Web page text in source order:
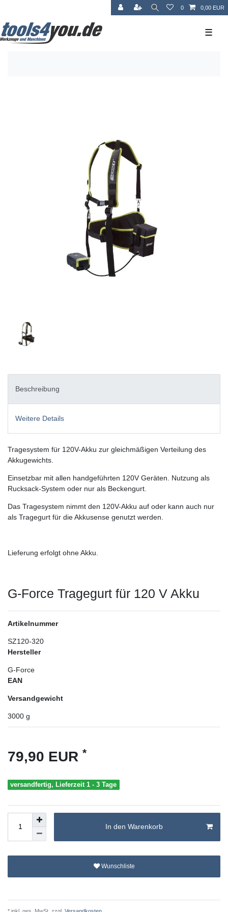
0 0,00 EUR
☰
Beschreibung
Weitere Details
Tragesystem für 120V-Akku zur gleichmäßigen Verteilung des
Akkugewichts.
Einsetzbar mit allen handgeführten 120V Geräten. Nutzung als
Rucksack-System oder nur als Beckengurt.
Das Tragesystem nimmt den 120V-Akku auf oder kann auch nur
als Tragegurt für die Akkusense genutzt werden.
Lieferung erfolgt ohne Akku.
G-Force Tragegurt für 120 V Akku
Artikelnummer
SZ120-320
Hersteller
G-Force
EAN
Versandgewicht
3000 g
79,90 EUR *
versandfertig, Lieferzeit 1 - 3 Tage
In den Warenkorb
Wunschliste